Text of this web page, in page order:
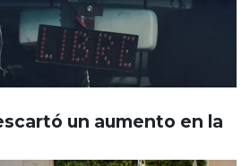
un aumento en la